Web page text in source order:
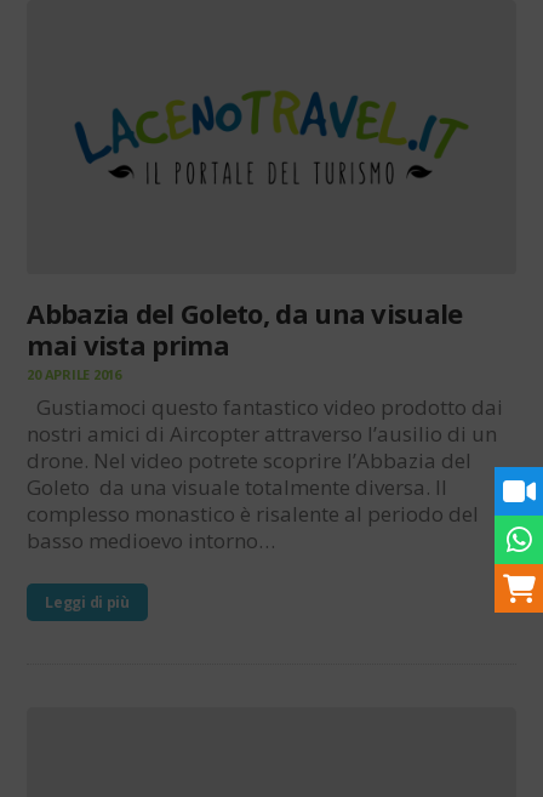
Abbazia del Goleto, da una visuale
mai vista prima
20 APRILE 2016
Gustiamoci questo fantastico video prodotto dai
nostri amici di Aircopter attraverso l’ausilio di un
drone. Nel video potrete scoprire l’Abbazia del
Goleto da una visuale totalmente diversa. Il
complesso monastico è risalente al periodo del
basso medioevo intorno…
Leggi di più